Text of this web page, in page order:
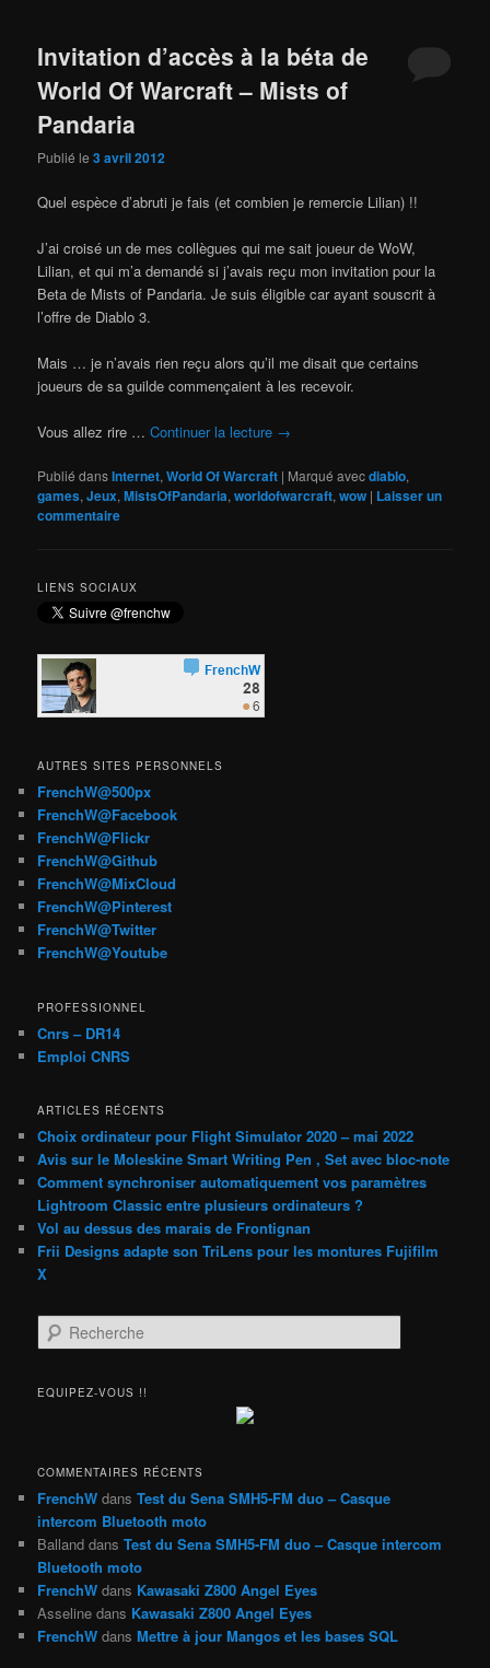
Invitation d’accès à la béta de
World Of Warcraft – Mists of
Pandaria
Publié le3 avril 2012
Quel espèce d’abruti je fais (et combien je remercie Lilian) !!
J’ai croisé un de mes collègues qui me sait joueur de WoW,
Lilian, et qui m’a demandé si j’avais reçu mon invitation pour la
Beta de Mists of Pandaria. Je suis éligible car ayant souscrit à
l’offre de Diablo 3.
Mais … je n’avais rien reçu alors qu’il me disait que certains
joueurs de sa guilde commençaient à les recevoir.
Vous allez rire …Continuer la lecture →
Publié dansInternet,World Of Warcraft | Marqué avecdiablo,
games,Jeux,MistsOfPandaria,worldofwarcraft,wow | Laisser un
commentaire
LIENS SOCIAUX
AUTRES SITES PERSONNELS
FrenchW@500px
FrenchW@Facebook
FrenchW@Flickr
FrenchW@Github
FrenchW@MixCloud
FrenchW@Pinterest
FrenchW@Twitter
FrenchW@Youtube
PROFESSIONNEL
Cnrs – DR14
Emploi CNRS
ARTICLES RÉCENTS
Choix ordinateur pour Flight Simulator 2020 – mai 2022
Avis sur le Moleskine Smart Writing Pen , Set avec bloc-note
Comment synchroniser automatiquement vos paramètres
Lightroom Classic entre plusieurs ordinateurs ?
Vol au dessus des marais de Frontignan
Frii Designs adapte son TriLens pour les montures Fujifilm
X
e
h
h
e
EQUIPEZ-VOUS !!
COMMENTAIRES RÉCENTS
FrenchW dansTest du Sena SMH5-FM duo – Casque
intercom Bluetooth moto
Balland dansTest du Sena SMH5-FM duo – Casque intercom
Bluetooth moto
FrenchW dans Kawasaki Z800 Angel Eyes
Asseline dans Kawasaki Z800 Angel Eyes
FrenchW dansMettre à jour Mangos et les bases SQL